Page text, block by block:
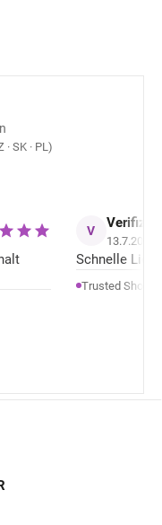
SK · PL)
V
13.7.2026
Schnelle
Trusted Shops